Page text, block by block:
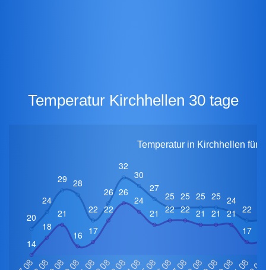
Temperatur Kirchhellen 30 tage
Temperatur in Kirchhellen für